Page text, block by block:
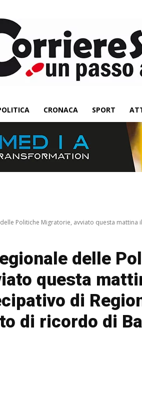
CRONACA SPORT
Politiche Migratorie, avviato questa
delle
questa
di
di ricordo di